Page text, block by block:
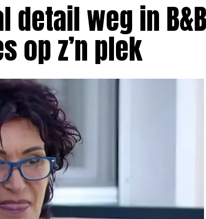
weg in
op z’n plek